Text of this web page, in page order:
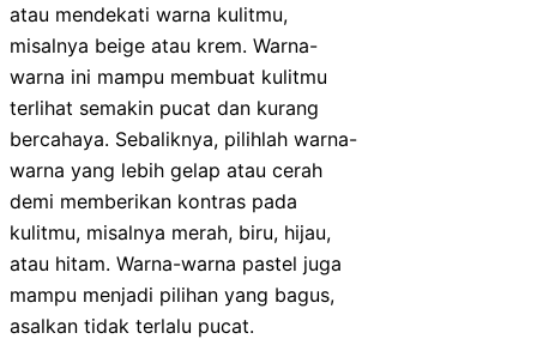
atau mendekati warna kulitmu,
misalnya beige atau krem. Warna-
warna ini mampu membuat kulitmu
terlihat semakin pucat dan kurang
bercahaya. Sebaliknya, pilihlah warna-
warna yang lebih gelap atau cerah
demi memberikan kontras pada
kulitmu, misalnya merah, biru, hijau,
atau hitam. Warna-warna pastel juga
mampu menjadi pilihan yang bagus,
asalkan tidak terlalu pucat.